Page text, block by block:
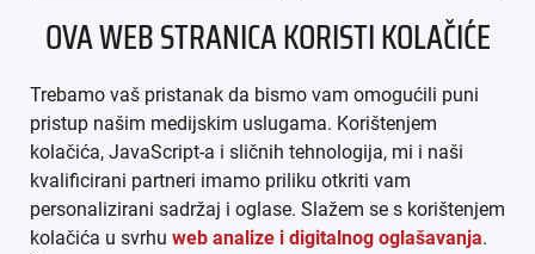
IMPRESSUM
AGB
DATENSCHUTZ
MEDIADATEN
OVA WEB STRANICA KORISTI KOLAČIĆE
Trebamo vaš pristanak da bismo vam omogućili puni
pristup našim medijskim uslugama. Korištenjem
kolačića, JavaScript-a i sličnih tehnologija, mi i naši
kvalificirani partneri imamo priliku otkriti vam
personalizirani sadržaj i oglase. Slažem se s korištenjem
kolačića u svrhu web analize i digitalnog oglašavanja.